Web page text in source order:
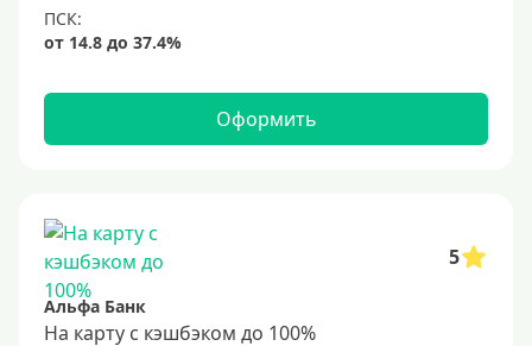
Для самозанятых
До 75 лет
До 80 лет
Студентам
С 18 лет
С 19 лет
С 20 лет
Оформить
5
Альфа Банк
На карту с кэшбэком до 100%